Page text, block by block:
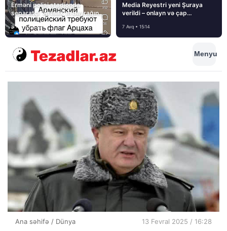
Erməni polisi stadionda
separatçı “Artsax”ın bayrağını
müsadirə etdi və…
8 Avq • 08:39
Media Reyestri yeni Şuraya
verildi – onlayn və çap
7 Avq • 15:14
Menyu
Ana səhifə / Dünya 13 Fevral 2025 / 16:28